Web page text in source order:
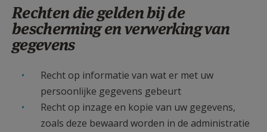
Rechten die gelden bij de
bescherming en verwerking van
gegevens
Recht op informatie van wat er met uw
persoonlijke gegevens gebeurt
Recht op inzage en kopie van uw gegevens,
zoals deze bewaard worden in de administratie